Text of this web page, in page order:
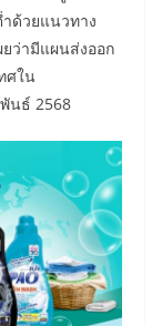
ด้วยแนวทาง
ยว่ามีแผนส่งออก
ศใน
นธ์ 2568